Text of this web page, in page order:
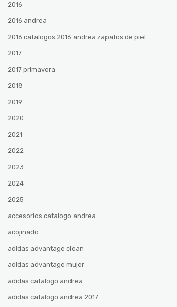
2016
2016 andrea
2016 catalogos 2016 andrea zapatos de piel
2017
2017 primavera
2018
2019
2020
2021
2022
2023
2024
2025
accesorios catalogo andrea
acojinado
adidas advantage clean
adidas advantage mujer
adidas catalogo andrea
adidas catalogo andrea 2017